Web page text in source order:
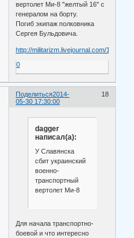
вертолет Ми-8 "желтый 16" с
генералом на борту.
Погиб экипаж полковника
Сергея Бульдовича.
http://militarizm.livejournal.com/
0
Поделиться 18
2014-
05-30 17:30:00
dagger
написал(а):
У Славянска
сбит украинский
военно-
транспортный
вертолет Ми-8
Для начала транспортно-
боевой и что интересно